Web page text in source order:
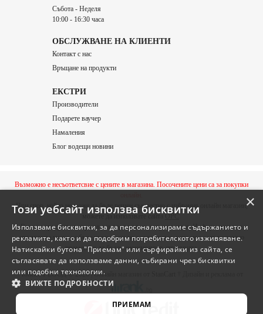
Събота - Неделя
10:00 - 16:30 часа
ОБСЛУЖВАНЕ НА КЛИЕНТИ
Контакт с нас
Връщане на продукти
ЕКСТРИ
Производители
Подарете ваучер
Намаления
Блог водещи новини
Възможно е несъответсвие с цените в магазина. Посочените цени са за покупки
При спор, който не може да бъде решен съвместно с избрания онлайн магазин,
Всички продукти в страницата подлежат на актуализация. Информацията в
страницата може да бъде променяна по всяко време, като не е задължително
промените да бъдат анонсирани в страницата.
Тонекс 1 ЕООД © 2026 | Онлайн магазин от
×
Този уебсайт използва бисквитки
Използваме бисквитки, за да персонализираме съдържанието и
рекламите, както и да подобрим потребителското изживяване.
Натискайки бутона "Приемам" или сърфирайки из сайта, се
съгласявате да използваме данни, събирани чрез бисквитки
или подобни технологии.
ВИЖТЕ ПОДРОБНОСТИ
ПРИЕМАМ